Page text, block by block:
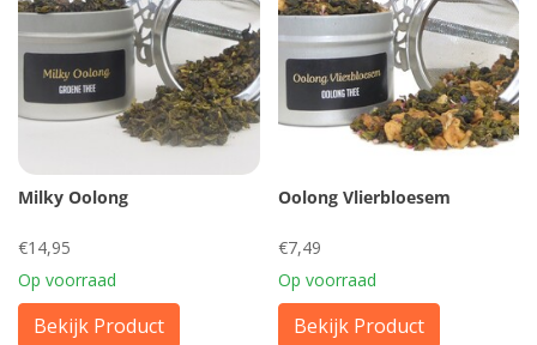
Milky Oolong
€14,95
Op voorraad
Bekijk Product
Oolong Vlierbloesem
€7,49
Op voorraad
Bekijk Product